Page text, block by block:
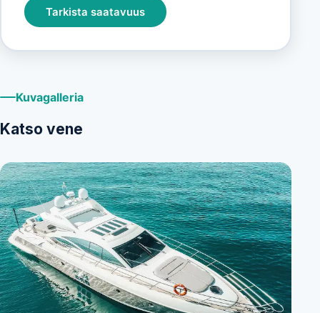
Tarkista saatavuus
Kuvagalleria
Katso vene